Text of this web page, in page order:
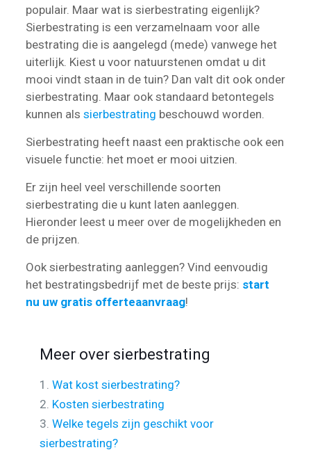
populair. Maar wat is sierbestrating eigenlijk?
Sierbestrating is een verzamelnaam voor alle
bestrating die is aangelegd (mede) vanwege het
uiterlijk. Kiest u voor natuurstenen omdat u dit
mooi vindt staan in de tuin? Dan valt dit ook onder
sierbestrating. Maar ook standaard betontegels
kunnen als sierbestrating beschouwd worden.
Sierbestrating heeft naast een praktische ook een
visuele functie: het moet er mooi uitzien.
Er zijn heel veel verschillende soorten
sierbestrating die u kunt laten aanleggen.
Hieronder leest u meer over de mogelijkheden en
de prijzen.
Ook sierbestrating aanleggen? Vind eenvoudig
het bestratingsbedrijf met de beste prijs: start
nu uw gratis offerteaanvraag!
Meer over sierbestrating
1. Wat kost sierbestrating?
2. Kosten sierbestrating
3. Welke tegels zijn geschikt voor
sierbestrating?